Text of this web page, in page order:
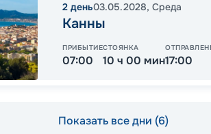
2 день03.05.2028, Среда
Канны
ПРИБЫТИЕ
07:00
СТОЯНКА
10 ч 00 мин17:00
Показать все дни (6)